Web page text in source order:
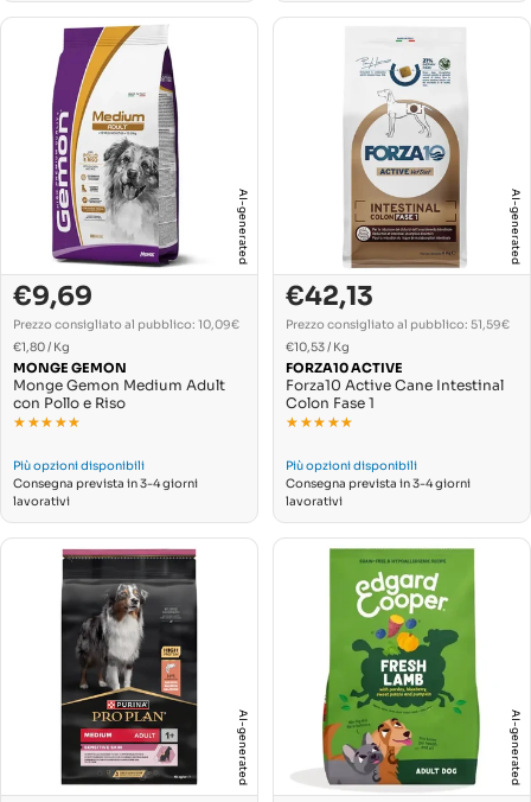
AI-generated
Prezzo
di
vendita
€9,69
normale
Prezzo consigliato al pubblico: 10,09€
PREZZO
UNITARIO
€1,80/ Per
Kg
MONGE GEMON
Monge Gemon Medium Adult
con Pollo e Riso
★★★★★
★★★★★
Più opzioni disponibili
Consegna prevista in 3-4 giorni
lavorativi
AI-generated
Prezzo
di
vendita
€42,13
normale
Prezzo consigliato al pubblico: 51,59€
PREZZO
UNITARIO
€10,53/ Per
Kg
FORZA10 ACTIVE
Forza10 Active Cane Intestinal
Colon Fase 1
★★★★★
★★★★★
Più opzioni disponibili
Consegna prevista in 3-4 giorni
lavorativi
AI-generated AI-generated